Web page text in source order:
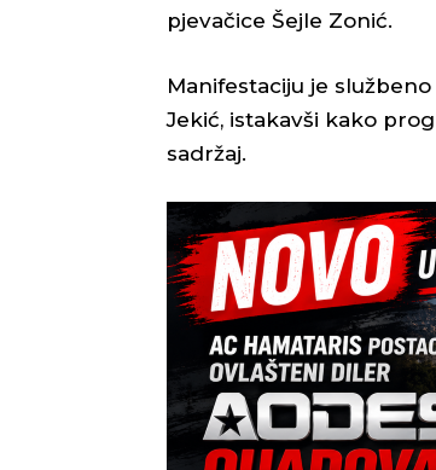
pjevačice Šejle Zonić.
Manifestaciju je
Jekić, istakavši kako
sadržaj.